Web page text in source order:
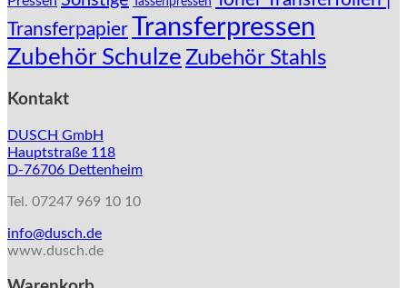
TransferpapierTransferpressen
Zubehör Schulze Zubehör Stahls
Kontakt
DUSCH GmbH
Hauptstraße 118
D-76706 Dettenheim
Tel. 07247 969 10 10
info@dusch.de
www.dusch.de